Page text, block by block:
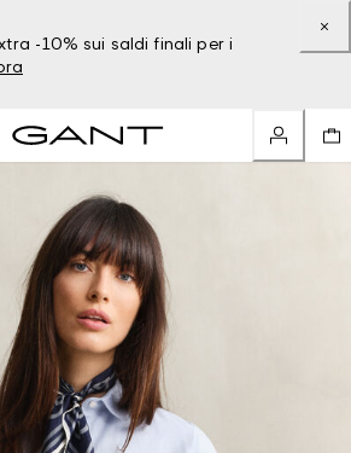
-10% sui saldi finali per i